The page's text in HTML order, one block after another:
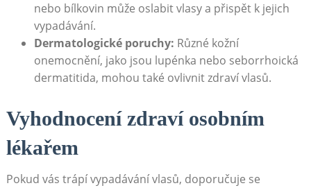
nebo bílkovin může oslabit vlasy⁤ a přispět k jejich
vypadávání.
Dermatologické poruchy: Různé kožní
‌onemocnění, jako jsou⁤ lupénka nebo seborrhoická⁤
dermatitida, mohou také ovlivnit zdraví vlasů.
Vyhodnocení zdraví osobním
lékařem
Pokud vás trápí⁤ vypadávání⁤ vlasů, ⁣doporučuje se